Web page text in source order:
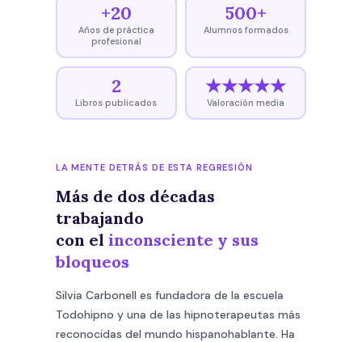
+20
Años de práctica
profesional
500+
Alumnos formados
2
Libros publicados
★★★★★
Valoración media
LA MENTE DETRÁS DE ESTA REGRESIÓN
Más de dos décadas
trabajando
con el inconsciente y sus
bloqueos
Silvia Carbonell es fundadora de la escuela
Todohipno y una de las hipnoterapeutas más
reconocidas del mundo hispanohablante. Ha